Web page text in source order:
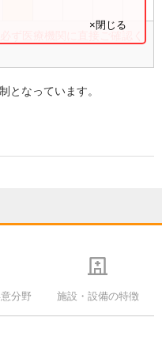
ず医療機関に直接ご確認く
×閉じる
となっています。
分野 施設・設備の特徴